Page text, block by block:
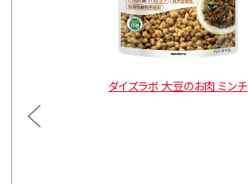
ダイズラボ 大豆のお肉 ミンチ